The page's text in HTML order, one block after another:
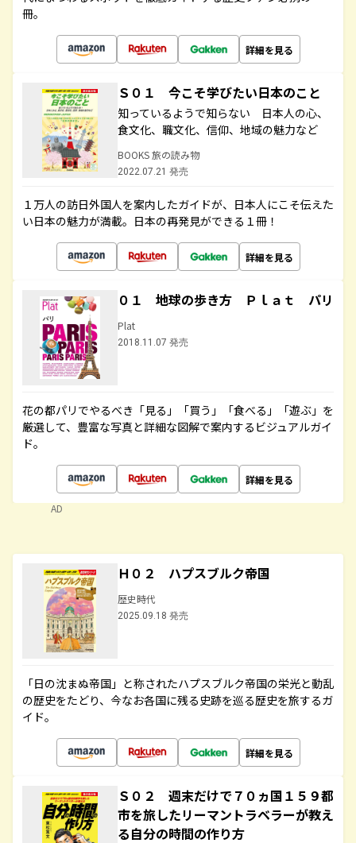
冊。
詳細を見る
Ｓ０１ 今こそ学びたい日本のこと
知っているようで知らない 日本人の心、
食文化、職文化、信仰、地域の魅力など
BOOKS 旅の読み物
2022.07.21 発売
１万人の訪日外国人を案内したガイドが、日本人にこそ伝えた
い日本の魅力が満載。日本の再発見ができる１冊！
詳細を見る
０１ 地球の歩き方 Ｐｌａｔ パリ
Plat
2018.11.07 発売
花の都パリでやるべき「見る」「買う」「食べる」「遊ぶ」を
厳選して、豊富な写真と詳細な図解で案内するビジュアルガイ
ド。
詳細を見る
AD
Ｈ０２ ハプスブルク帝国
歴史時代
2025.09.18 発売
「日の沈まぬ帝国」と称されたハプスブルク帝国の栄光と動乱
の歴史をたどり、今なお各国に残る史跡を巡る歴史を旅するガ
イド。
詳細を見る
Ｓ０２ 週末だけで７０ヵ国１５９都
市を旅したリーマントラベラーが教え
る自分の時間の作り方